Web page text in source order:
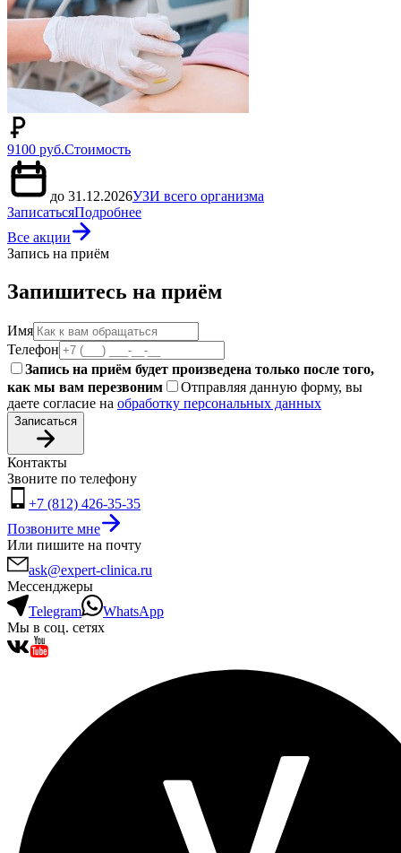
9100 руб.Стоимость
до 31.12.2026УЗИ всего организма
ЗаписатьсяПодробнее
Все акции
Запись на приём
Запишитесь на приём
Имя
Телефон
Запись на приём будет произведена только после того,
как мы вам перезвоним
Отправляя данную форму, вы
даете согласие на обработку персональных данных
Записаться
Контакты
Звоните по телефону
+7 (812) 426-35-35
Позвоните мне
Или пишите на почту
ask@expert-clinica.ru
Мессенджеры
Telegram
WhatsApp
Мы в соц. сетях